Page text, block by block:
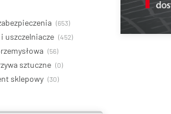
(653)
uszczelniacze (452)
(56)
sztuczne (0)
sklepowy (30)